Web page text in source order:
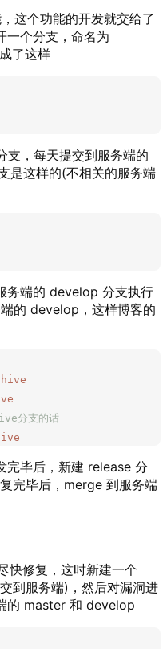
这个功能的开发就交给了
一个分支，命名为
了这样
支，每天提交到服务端的
是这样的(不相关的服务端
务端的 develop 分支执行
的 develop，这样博客的
分支的话
完毕后，新建 release 分
完毕后，merge 到服务端
快修复，这时新建一个
到服务端)，然后对漏洞进
的 master 和 develop